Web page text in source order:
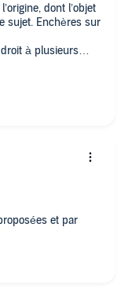
dont l’objet
sujet. Enchères sur
à plusieurs
ou non) tellement
déconfite.
vous foutez de
et par